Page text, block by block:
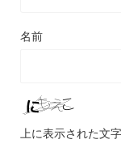
名前
上に表示された文